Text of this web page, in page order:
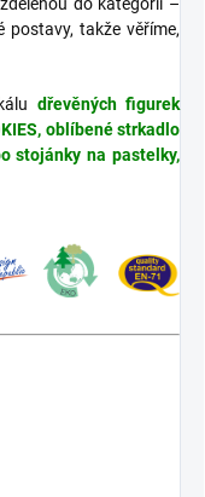
postavy, takže věříme,
dřevěných figurek
oblíbené strkadlo
stojánky na pastelky,